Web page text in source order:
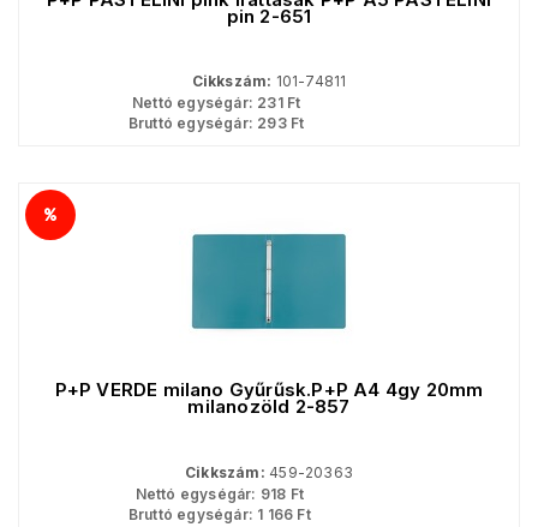
pin 2-651
Cikkszám: 101-74811
Nettó egységár: 231Ft
Bruttó egységár: 293Ft
P+P VERDE milano Gyűrűsk.P+P A4 4gy 20mm
milanozöld 2-857
Cikkszám: 459-20363
Nettó egységár: 918 Ft
Bruttó egységár: 1 166 Ft